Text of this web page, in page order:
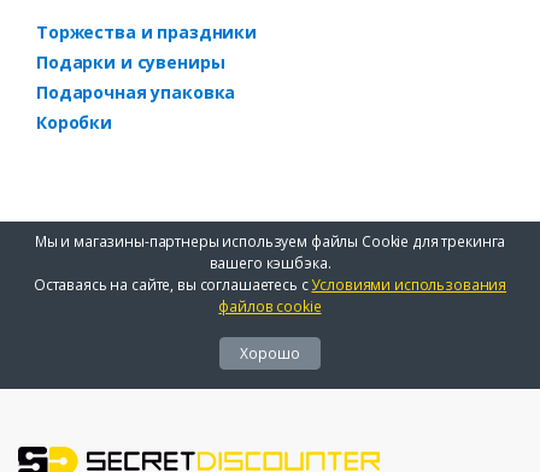
Торжества и праздники
Подарки и сувениры
Подарочная упаковка
Коробки
Мы и магазины-партнеры используем файлы Cookie для трекинга
вашего кэшбэка.
Оставаясь на сайте, вы соглашаетесь сУсловиями использования
файлов cookie
Хорошо